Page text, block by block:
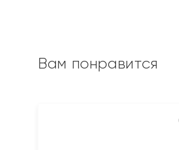
Вам понравится